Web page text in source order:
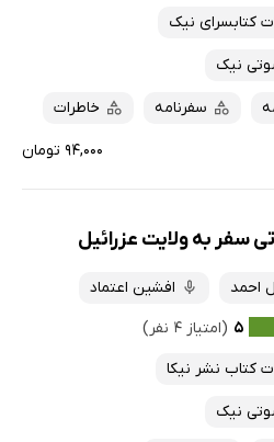
کتابسرای نیک
نیک
سفرنامه خاطرات
۹۴,۰۰۰ تومان
سفر به ولایت عزرائیل
احمد
افشین اعتماد
۵ (امتیاز ۴ نفر)
کتاب نشر نیکا
نیک